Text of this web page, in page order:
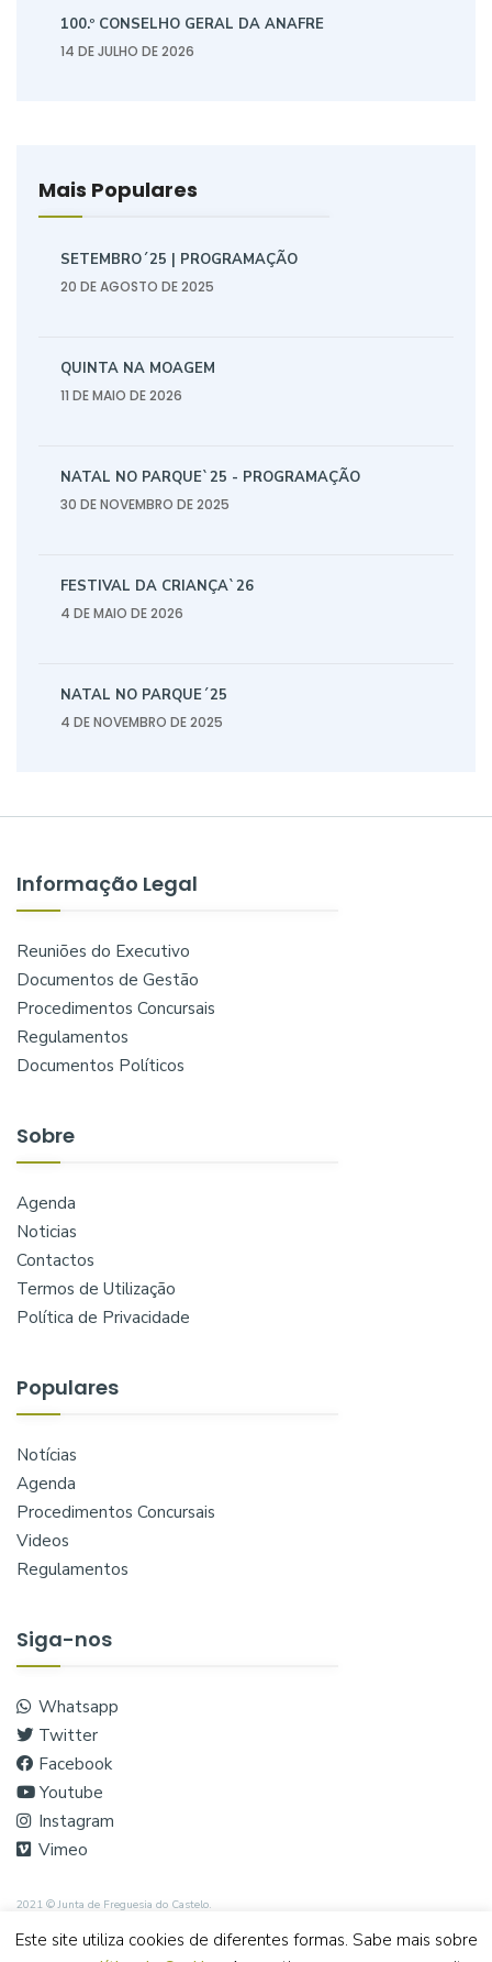
100.º CONSELHO GERAL DA ANAFRE
14 DE JULHO DE 2026
Mais Populares
SETEMBRO´25 | PROGRAMAÇÃO
20 DE AGOSTO DE 2025
QUINTA NA MOAGEM
11 DE MAIO DE 2026
NATAL NO PARQUE`25 - PROGRAMAÇÃO
30 DE NOVEMBRO DE 2025
FESTIVAL DA CRIANÇA`26
4 DE MAIO DE 2026
NATAL NO PARQUE´25
4 DE NOVEMBRO DE 2025
Informação Legal
Reuniões do Executivo
Documentos de Gestão
Procedimentos Concursais
Regulamentos
Documentos Políticos
Sobre
Agenda
Noticias
Contactos
Termos de Utilização
Política de Privacidade
Populares
Notícias
Agenda
Procedimentos Concursais
Videos
Regulamentos
Siga-nos
Whatsapp
Twitter
Facebook
Youtube
Instagram
Vimeo
2021 © Junta de Freguesia do Castelo.
Este site utiliza cookies de diferentes formas. Sabe mais sobre